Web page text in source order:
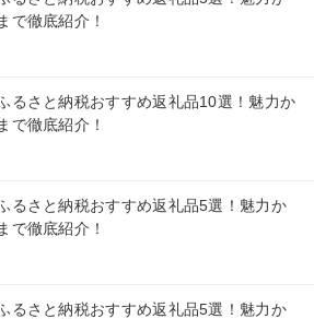
で徹底紹介！
るさと納税おすすめ返礼品10選！魅力か
で徹底紹介！
るさと納税おすすめ返礼品5選！魅力か
で徹底紹介！
るさと納税おすすめ返礼品5選！魅力か